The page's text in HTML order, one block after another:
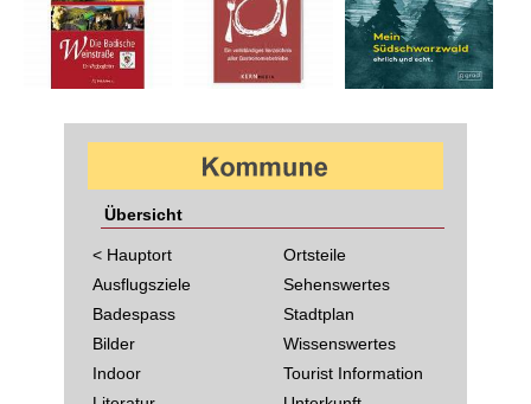
Übersicht
< Hauptort
Ausflugsziele
Badespass
Bilder
Indoor
Ortsteile
Sehenswertes
Stadtplan
Wissenswertes
Tourist Information